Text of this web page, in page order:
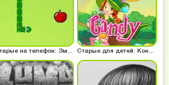
Старые на телефон: Змейка Старые для детей: Конфетный тетрис